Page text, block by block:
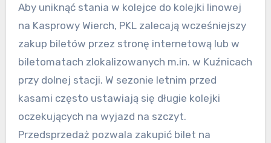
Aby uniknąć stania w kolejce do kolejki linowej
na Kasprowy Wierch, PKL zalecają wcześniejszy
zakup biletów przez stronę internetową lub w
biletomatach zlokalizowanych m.in. w Kuźnicach
przy dolnej stacji. W sezonie letnim przed
kasami często ustawiają się długie kolejki
oczekujących na wyjazd na szczyt.
Przedsprzedaż pozwala zakupić bilet na